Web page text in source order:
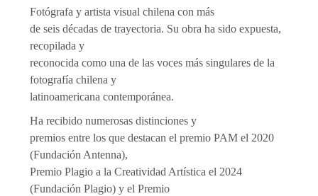
Fotógrafa y artista visual chilena con más
de seis décadas de trayectoria. Su obra ha sido expuesta,
recopilada y
reconocida como una de las voces más singulares de la
fotografía chilena y
latinoamericana contemporánea.
Ha recibido numerosas distinciones y
premios entre los que destacan el premio PAM el 2020
(Fundación Antenna),
Premio Plagio a la Creatividad Artística el 2024
(Fundación Plagio) y el Premio